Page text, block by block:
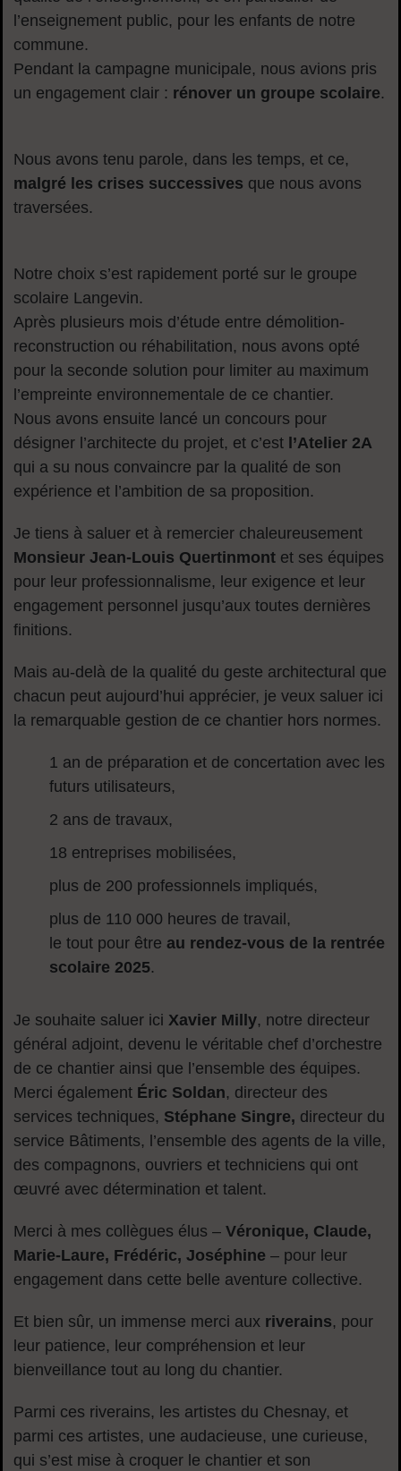
l’enseignement public, pour les enfants de notre
commune.
Pendant la campagne municipale, nous avions pris
un engagement clair : rénover un groupe scolaire.
Nous avons tenu parole, dans les temps, et ce,
malgré les crises successives que nous avons
traversées.
Notre choix s’est rapidement porté sur le groupe
scolaire Langevin.
Après plusieurs mois d’étude entre démolition-
reconstruction ou réhabilitation, nous avons opté
pour la seconde solution pour limiter au maximum
l’empreinte environnementale de ce chantier.
Nous avons ensuite lancé un concours pour
désigner l’architecte du projet, et c’est l’Atelier 2A
qui a su nous convaincre par la qualité de son
expérience et l’ambition de sa proposition.
Je tiens à saluer et à remercier chaleureusement
Monsieur Jean-Louis Quertinmont et ses équipes
pour leur professionnalisme, leur exigence et leur
engagement personnel jusqu’aux toutes dernières
finitions.
Mais au-delà de la qualité du geste architectural que
chacun peut aujourd’hui apprécier, je veux saluer ici
la remarquable gestion de ce chantier hors normes.
1 an de préparation et de concertation avec les
futurs utilisateurs,
2 ans de travaux,
18 entreprises mobilisées,
plus de 200 professionnels impliqués,
plus de 110 000 heures de travail,
le tout pour être au rendez-vous de la rentrée
scolaire 2025.
Je souhaite saluer ici Xavier Milly, notre directeur
général adjoint, devenu le véritable chef d’orchestre
de ce chantier ainsi que l’ensemble des équipes.
Merci également Éric Soldan, directeur des
services techniques, Stéphane Singre, directeur du
service Bâtiments, l’ensemble des agents de la ville,
des compagnons, ouvriers et techniciens qui ont
œuvré avec détermination et talent.
Merci à mes collègues élus – Véronique, Claude,
Marie-Laure, Frédéric, Joséphine – pour leur
engagement dans cette belle aventure collective.
Et bien sûr, un immense merci aux riverains, pour
leur patience, leur compréhension et leur
bienveillance tout au long du chantier.
Parmi ces riverains, les artistes du Chesnay, et
parmi ces artistes, une audacieuse, une curieuse,
qui s’est mise à croquer le chantier et son